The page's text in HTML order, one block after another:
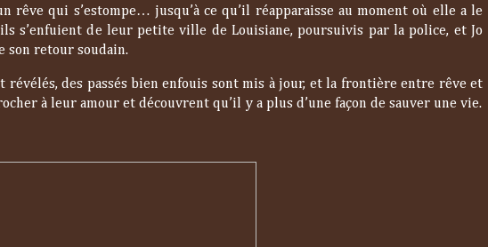
rêve qui s’estompe… jusqu’à ce qu’il réapparaisse au moment où elle a le
s’enfuient de leur petite ville de Louisiane, poursuivis par la police, et Jo
son retour soudain.
révélés, des passés bien enfouis sont mis à jour, et la frontière entre rêve et
à leur amour et découvrent qu’il y a plus d’une façon de sauver une vie.